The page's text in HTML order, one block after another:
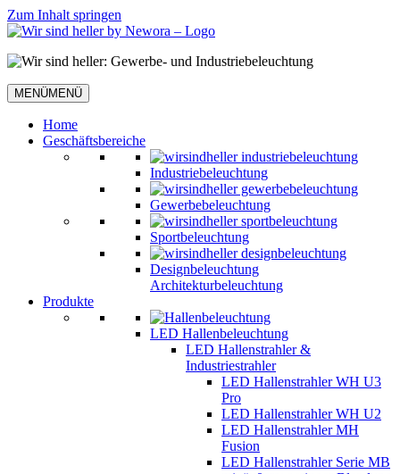
Zum Inhalt springen
MENÜMENÜ
Home
Geschäftsbereiche
Industriebeleuchtung
Gewerbebeleuchtung
Sportbeleuchtung
Designbeleuchtung
Architekturbeleuchtung
Produkte
LED Hallenbeleuchtung
LED Hallenstrahler &
Industriestrahler
LED Hallenstrahler WH U3
Pro
LED Hallenstrahler WH U2
LED Hallenstrahler MH
Fusion
LED Hallenstrahler Serie MB